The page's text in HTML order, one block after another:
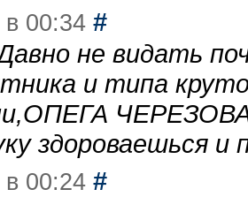
00:34 #
не видать
и типа
здороваешься
00:24 #